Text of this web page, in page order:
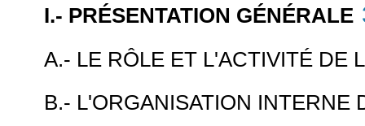
I.- PRÉSENTATION GÉNÉRALE
A.- LE RÔLE ET L'ACTIVITÉ DE
B.- L'ORGANISATION INTERNE